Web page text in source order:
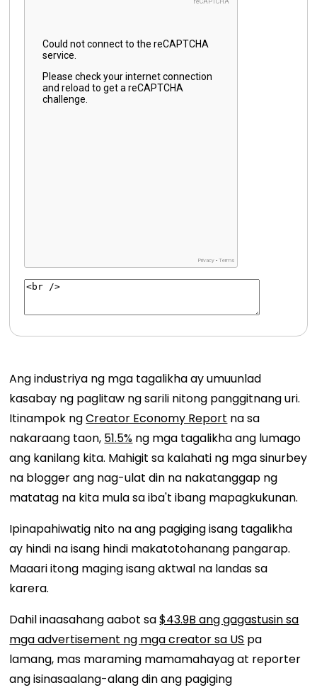
Ang industriya ng mga tagalikha ay umuunlad
kasabay ng paglitaw ng sarili nitong panggitnang uri.
Itinampok ngCreator Economy Report na sa
nakaraang taon, 51.5% ng mga tagalikha ang lumago
ang kanilang kita. Mahigit sa kalahati ng mga sinurbey
na blogger ang nag-ulat din na nakatanggap ng
matatag na kita mula sa iba't ibang mapagkukunan.
Ipinapahiwatig nito na ang pagiging isang tagalikha
ay hindi na isang hindi makatotohanang pangarap.
Maaari itong maging isang aktwal na landas sa
karera.
Dahil inaasahang aabot sa$43.9B ang gagastusin sa
mga advertisement ng mga creator sa US pa
lamang, mas maraming mamamahayag at reporter
ang isinasaalang-alang din ang pagiging